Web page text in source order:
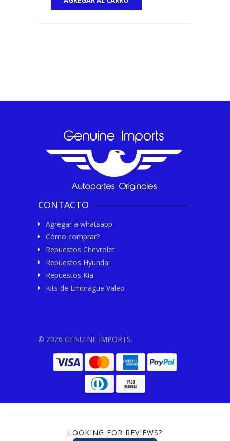
CONTACTO
Agregar a whatsapp
Cómo comprar?
Repuestos Chevrolet
Repuestos Hyundai
Repuestos Kia
Kits de Embrague Valeo
© 2026 GENUINE IMPORTS.
LOOKING FOR REVIEWS?